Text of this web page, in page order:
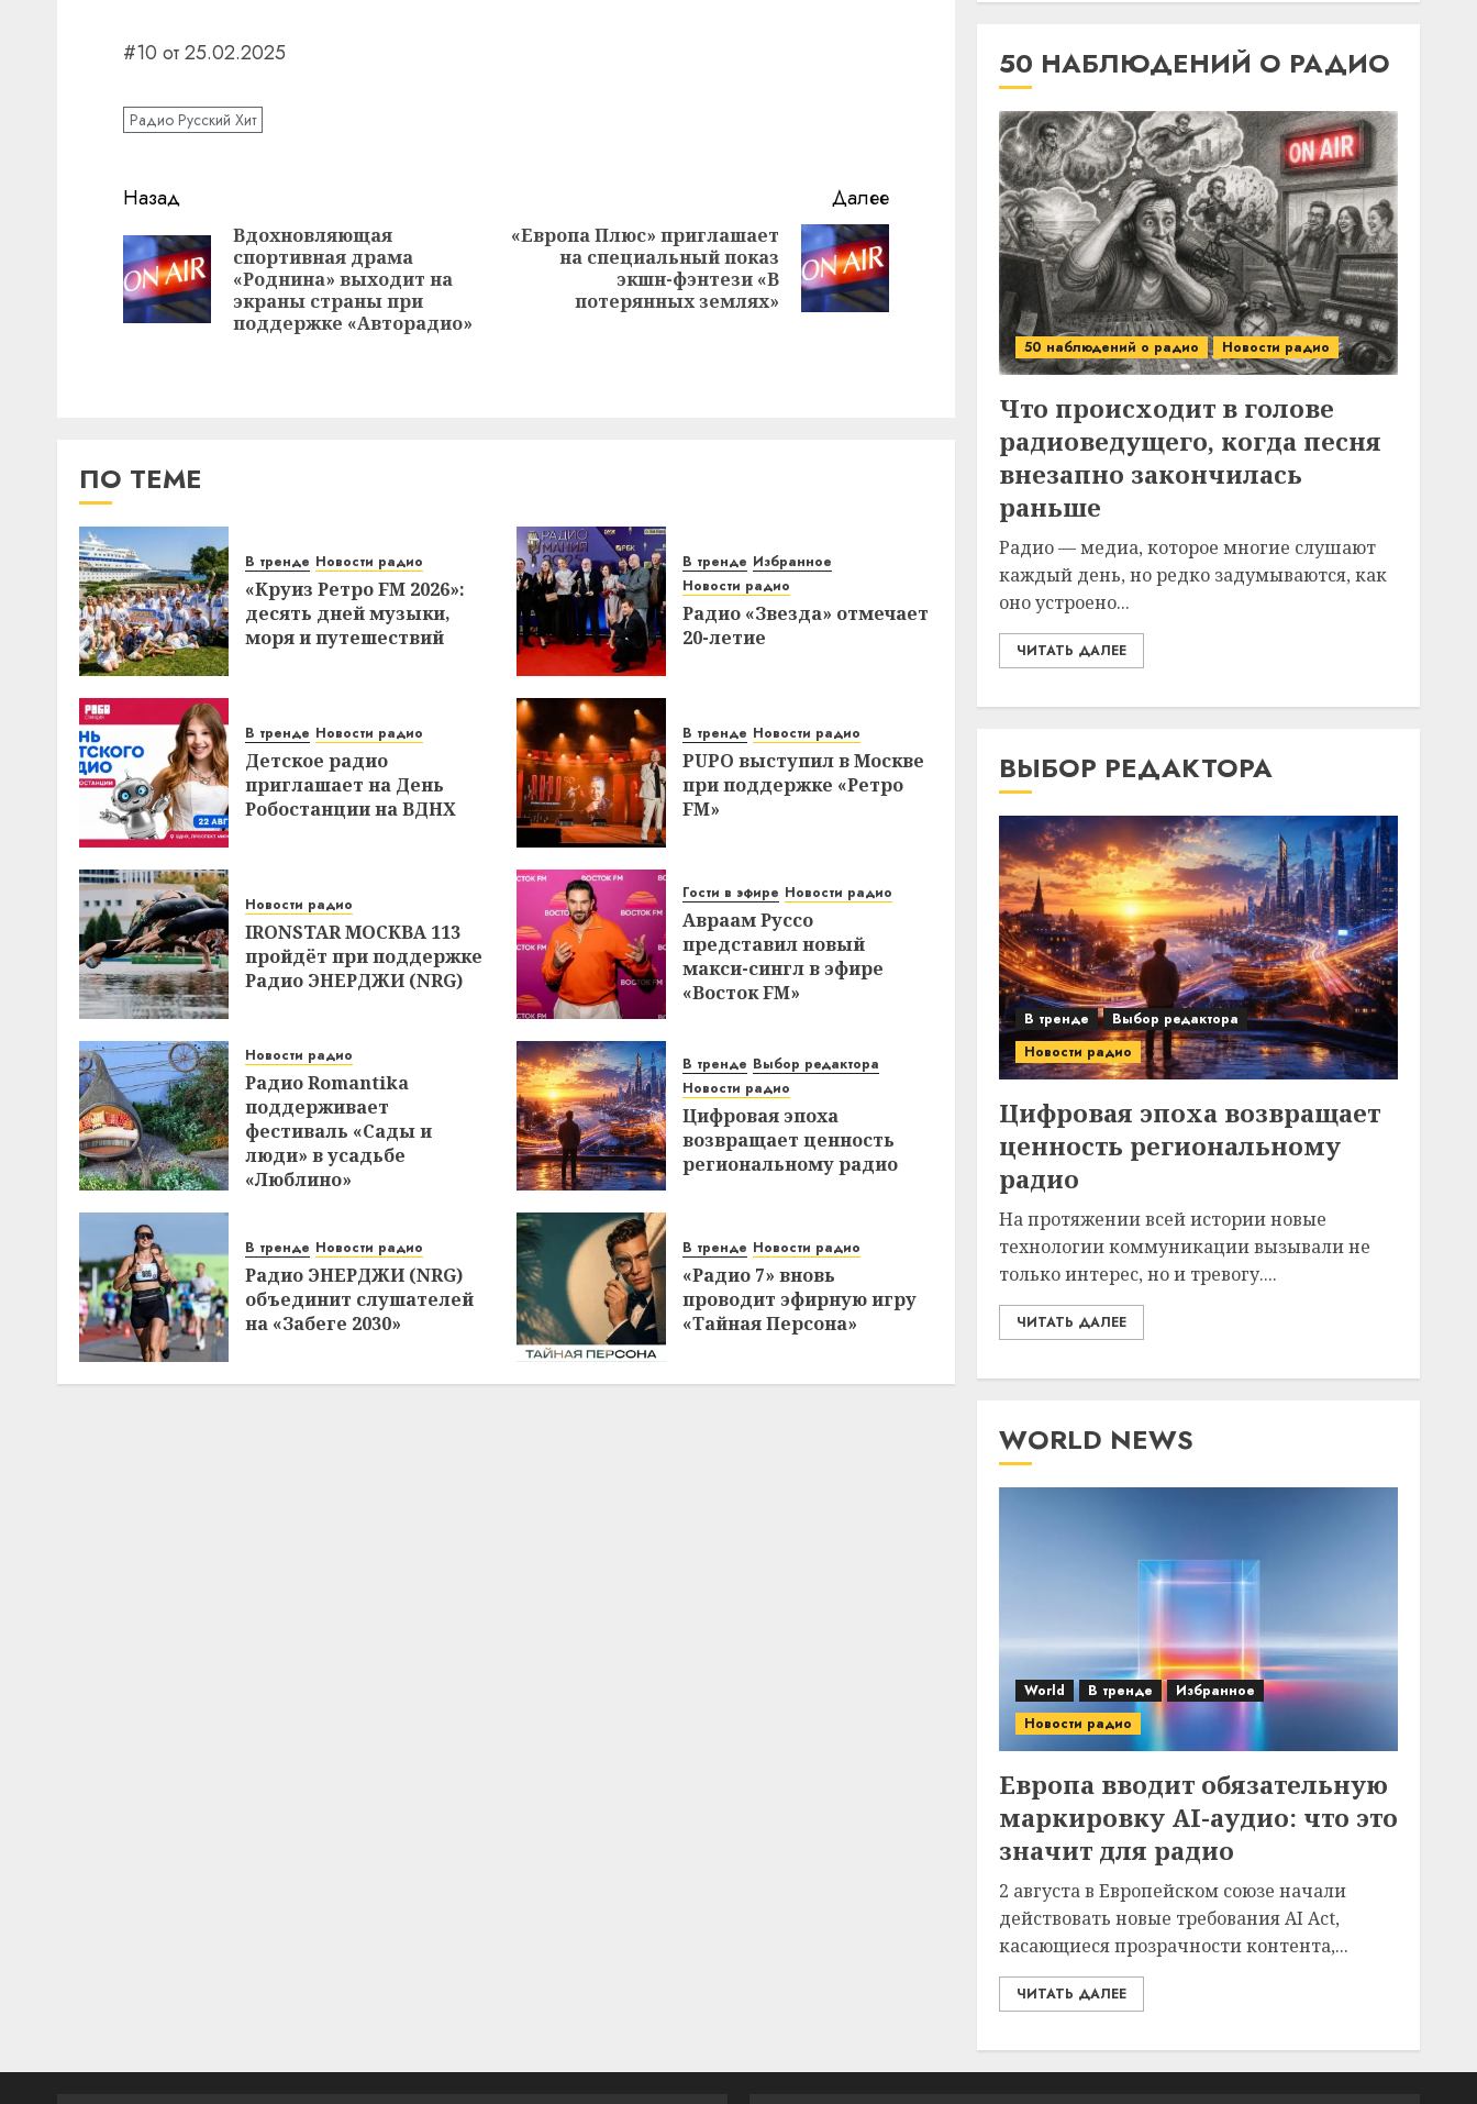
#10 от 25.02.2025
Радио Русский Хит
Навигация
записи
Назад
Предыдущая
запись:
Вдохновляющая
спортивная драма
«Роднина» выходит на
экраны страны при
поддержке «Авторадио»
Далее
Следующая
запись:
«Европа Плюс» приглашает
на специальный показ
экшн-фэнтези «В
потерянных землях»
ПО ТЕМЕ
В тренде Новости радио
«Круиз Ретро FM 2026»:
десять дней музыки,
моря и путешествий
В тренде Избранное
Новости радио
Радио «Звезда» отмечает
20-летие
В тренде Новости радио
Детское радио
приглашает на День
Робостанции на ВДНХ
В тренде Новости радио
PUPO выступил в Москве
при поддержке «Ретро
FM»
Новости радио
IRONSTAR МОСКВА 113
пройдёт при поддержке
Радио ЭНЕРДЖИ (NRG)
Гости в эфире Новости радио
Авраам Руссо
представил новый
макси-сингл в эфире
«Восток FM»
Новости радио
Радио Romantika
поддерживает
фестиваль «Сады и
люди» в усадьбе
«Люблино»
В тренде Выбор редактора
Новости радио
Цифровая эпоха
возвращает ценность
региональному радио
В тренде Новости радио
Радио ЭНЕРДЖИ (NRG)
объединит слушателей
на «Забеге 2030»
В тренде Новости радио
«Радио 7» вновь
проводит эфирную игру
«Тайная Персона»
50 НАБЛЮДЕНИЙ О РАДИО
50 наблюдений о радио Новости радио
Что происходит в голове
радиоведущего, когда песня
внезапно закончилась
раньше
Радио — медиа, которое многие слушают
каждый день, но редко задумываются, как
оно устроено...
ЧИТАТЬ ДАЛЕЕ
ВЫБОР РЕДАКТОРА
В тренде
Выбор редактора
Новости радио
Цифровая эпоха возвращает
ценность региональному
радио
На протяжении всей истории новые
технологии коммуникации вызывали не
только интерес, но и тревогу....
ЧИТАТЬ ДАЛЕЕ
WORLD NEWS
World В тренде
Избранное
Новости радио
Европа вводит обязательную
маркировку AI-аудио: что это
значит для радио
2 августа в Европейском союзе начали
действовать новые требования AI Act,
касающиеся прозрачности контента,...
ЧИТАТЬ ДАЛЕЕ